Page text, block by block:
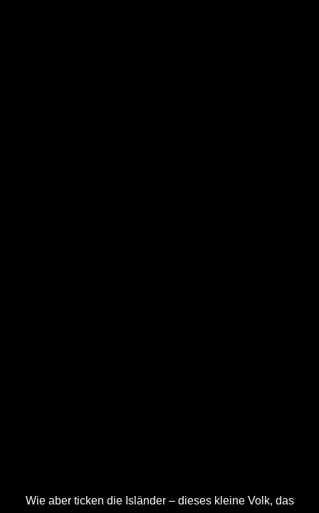
Wie aber ticken die Isländer – dieses kleine Volk, das